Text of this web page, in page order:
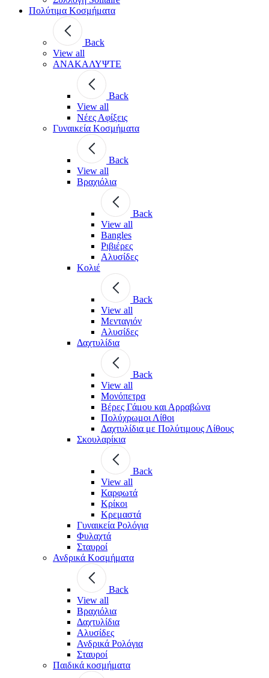
Πολύτιμα Κοσμήματα
Back
View all
ΑΝΑΚΑΛΥΨΤΕ
Back
View all
Νέες Αφίξεις
Γυναικεία Κοσμήματα
Back
View all
Βραχιόλια
Back
View all
Bangles
Ριβιέρες
Αλυσίδες
Κολιέ
Back
View all
Μενταγιόν
Αλυσίδες
Δαχτυλίδια
Back
View all
Μονόπετρα
Βέρες Γάμου και Αρραβώνα
Πολύχρωμοι Λίθοι
Δαχτυλίδια με Πολύτιμους Λίθους
Σκουλαρίκια
Back
View all
Καρφωτά
Κρίκοι
Κρεμαστά
Γυναικεία Ρολόγια
Φυλαχτά
Σταυροί
Ανδρικά Κοσμήματα
Back
View all
Βραχιόλια
Δαχτυλίδια
Αλυσίδες
Ανδρικά Ρολόγια
Σταυροί
Παιδικά κοσμήματα